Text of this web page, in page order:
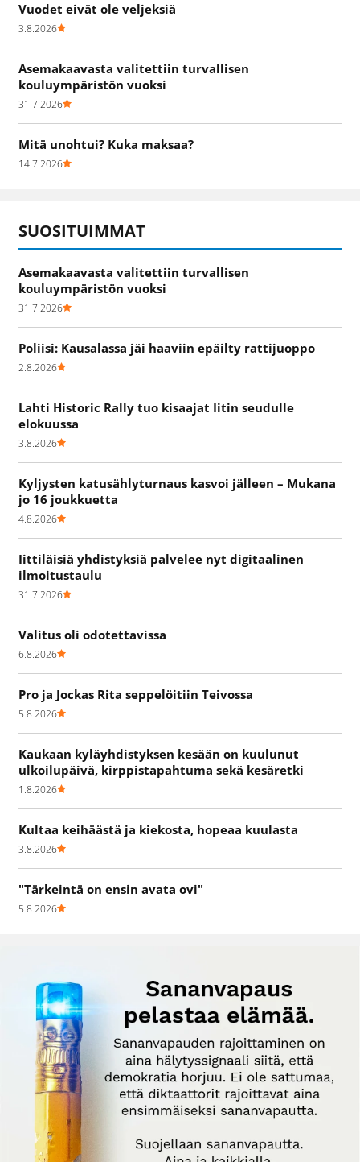
Vuodet eivät ole veljeksiä
3.8.2026
Asemakaavasta valitettiin turvallisen
kouluympäristön vuoksi
31.7.2026
Mitä unohtui? Kuka maksaa?
14.7.2026
SUOSITUIMMAT
Asemakaavasta valitettiin turvallisen
kouluympäristön vuoksi
31.7.2026
Poliisi: Kausalassa jäi haaviin epäilty rattijuoppo
2.8.2026
Lahti Historic Rally tuo kisaajat Iitin seudulle
elokuussa
3.8.2026
Kyljysten katusählyturnaus kasvoi jälleen – Mukana
jo 16 joukkuetta
4.8.2026
Iittiläisiä yhdistyksiä palvelee nyt digitaalinen
ilmoitustaulu
31.7.2026
Valitus oli odotettavissa
6.8.2026
Pro ja Jockas Rita seppelöitiin Teivossa
5.8.2026
Kaukaan kyläyhdistyksen kesään on kuulunut
ulkoilupäivä, kirppistapahtuma sekä kesäretki
1.8.2026
Kultaa keihäästä ja kiekosta, hopeaa kuulasta
3.8.2026
"Tärkeintä on ensin avata ovi"
5.8.2026